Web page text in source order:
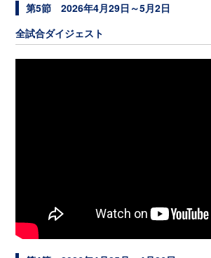
第5節 2026年4月29日～5月2日
全試合ダイジェスト